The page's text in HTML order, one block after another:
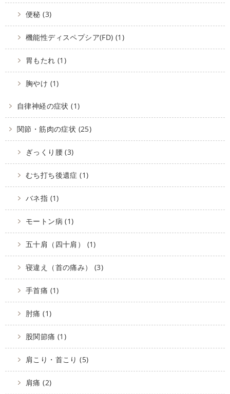
便秘 (3)
機能性ディスペプシア(FD) (1)
胃もたれ (1)
胸やけ (1)
自律神経の症状 (1)
関節・筋肉の症状 (25)
ぎっくり腰 (3)
むち打ち後遺症 (1)
バネ指 (1)
モートン病 (1)
五十肩（四十肩） (1)
寝違え（首の痛み） (3)
手首痛 (1)
肘痛 (1)
股関節痛 (1)
肩こり・首こり (5)
肩痛 (2)